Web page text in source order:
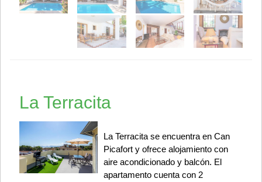
La Terracita
La Terracita se encuentra en Can
Picafort y ofrece alojamiento con
aire acondicionado y balcón. El
apartamento cuenta con 2